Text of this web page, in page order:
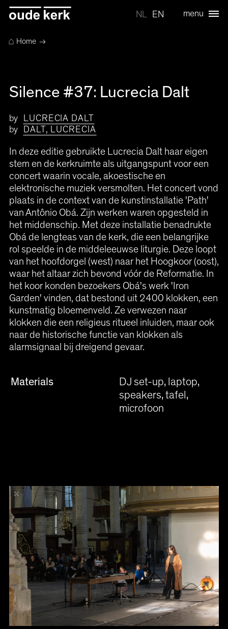
NL EN menu
⌂Home →
Silence #37: Lucrecia Dalt
by
LUCRECIA DALT
by
DALT, LUCRECIA
In deze editie gebruikte Lucrecia Dalt haar eigen
stem en de kerkruimte als uitgangspunt voor een
concert waarin vocale, akoestische en
elektronische muziek versmolten. Het concert vond
plaats in de context van de kunstinstallatie 'Path'
van Antônio Obá. Zijn werken waren opgesteld in
het middenschip. Met deze installatie benadrukte
Obá de lengteas van de kerk, die een belangrijke
rol speelde in de middeleeuwse liturgie. Deze loopt
van het hoofdorgel (west) naar het Hoogkoor (oost),
waar het altaar zich bevond vóór de Reformatie. In
het koor konden bezoekers Obá's werk 'Iron
Garden' vinden, dat bestond uit 2400 klokken, een
kunstmatig bloemenveld. Ze verwezen naar
klokken die een religieus ritueel inluiden, maar ook
naar de historische functie van klokken als
alarmsignaal bij dreigend gevaar.
Materials
DJ set-up, laptop,
speakers, tafel,
microfoon